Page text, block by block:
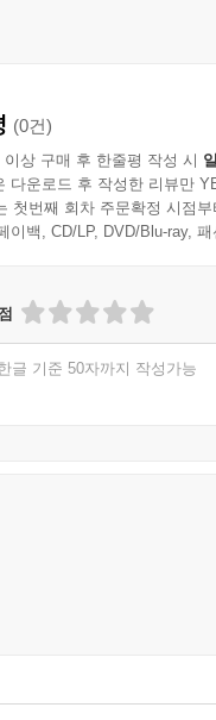
(0건)
이상 구매 후 한줄평 작성 시
다운로드 후 작성한 리뷰만
첫번째 회차 주문확정 시점
이백, CD/LP, DVD/Blu-ray,
글 기준 50자까지 작성가능